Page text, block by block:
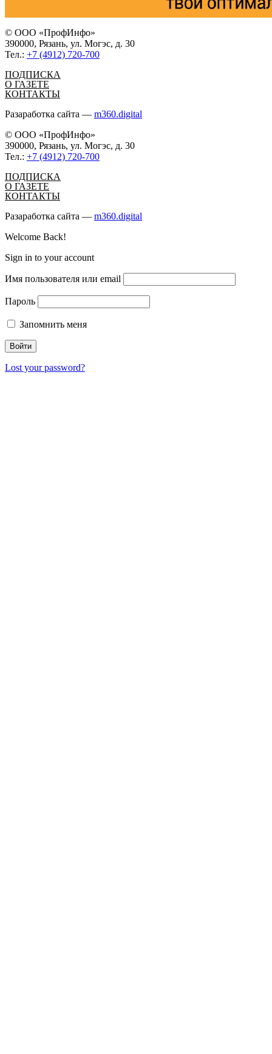
© ООО «ПрофИнфо»
390000, Рязань, ул. Могэс, д. 30
Тел.: +7 (4912) 720-700
ПОДПИСКА
О ГАЗЕТЕ
КОНТАКТЫ
Разаработка сайта — m360.digital
© ООО «ПрофИнфо»
390000, Рязань, ул. Могэс, д. 30
Тел.: +7 (4912) 720-700
ПОДПИСКА
О ГАЗЕТЕ
КОНТАКТЫ
Разаработка сайта — m360.digital
Welcome Back!
Sign in to your account
Имя пользователя или email
Пароль
Запомнить меня
Lost your password?